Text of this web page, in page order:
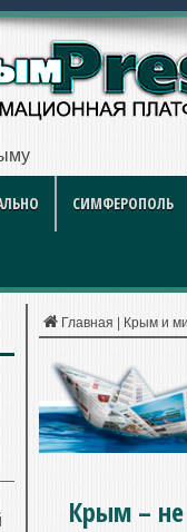
дизель продают по
СИМФЕРОПОЛЬ
Главная Крым и
Крым – не